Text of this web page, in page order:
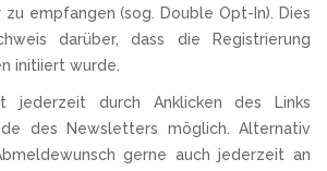
empfangen (sog. Double Opt-In). Dies
darüber, dass die Registrierung
initiiert wurde.
jederzeit durch Anklicken des Links
des Newsletters möglich. Alternativ
gerne auch jederzeit an